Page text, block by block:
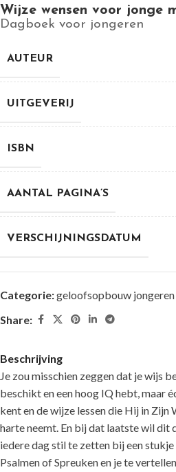
Wijze wensen voor jonge
Dagboek voor jongeren
AUTEUR
UITGEVERIJ
ISBN
AANTAL PAGINA’S
VERSCHIJNINGSDATUM
Categorie:geloofsopbouw jongeren
Share:
Beschrijving
Je zou misschien zeggen dat je wijs
beschikt en een hoog IQ hebt, maar
kent en de wijze lessen die Hij in
harte neemt. En bij dat laatste wil dit
iedere dag stil te zetten bij een
Psalmen of Spreuken en je te